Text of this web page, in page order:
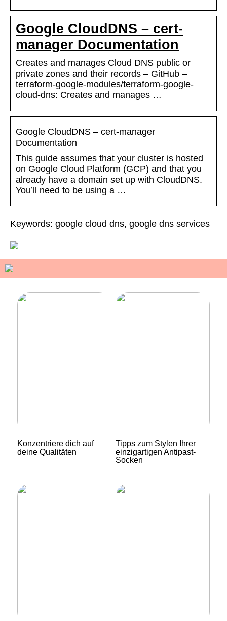
Google CloudDNS – cert-
manager Documentation
Creates and manages Cloud DNS public or
private zones and their records – GitHub –
terraform-google-modules/terraform-google-
cloud-dns: Creates and manages …
Google CloudDNS – cert-manager
Documentation
This guide assumes that your cluster is hosted
on Google Cloud Platform (GCP) and that you
already have a domain set up with CloudDNS.
You’ll need to be using a …
Keywords: google cloud dns, google dns services
Konzentriere dich auf
deine Qualitäten
Tipps zum Stylen Ihrer
einzigartigen Antipast-
Socken